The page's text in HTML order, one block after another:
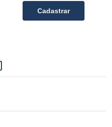
Cadastrar